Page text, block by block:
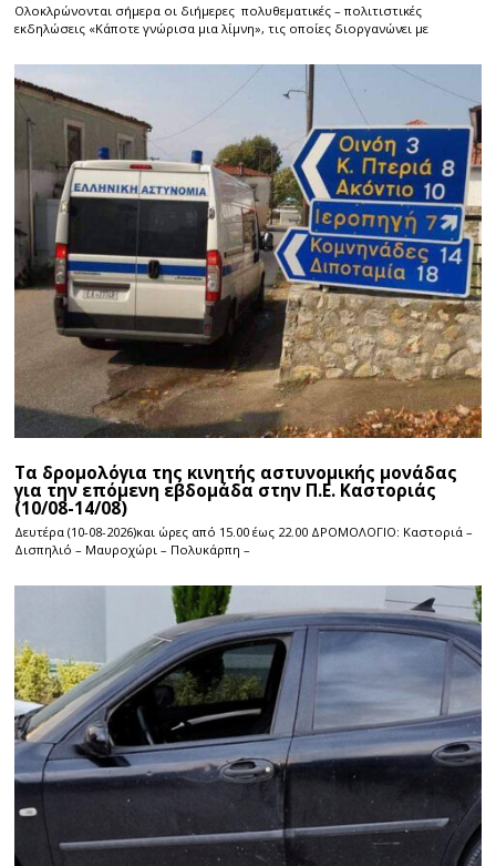
Ολοκλρώνονται σήμερα οι διήμερες πολυθεματικές – πολιτιστικές
εκδηλώσεις «Κάποτε γνώρισα μια λίμνη», τις οποίες διοργανώνει με
Τα δρομολόγια της κινητής αστυνομικής μονάδας
για την επόμενη εβδομάδα στην Π.Ε. Καστοριάς
(10/08-14/08)
Δευτέρα (10-08-2026)και ώρες από 15.00 έως 22.00 ΔΡΟΜΟΛΟΓΙΟ: Καστοριά –
Δισπηλιό – Μαυροχώρι – Πολυκάρπη –